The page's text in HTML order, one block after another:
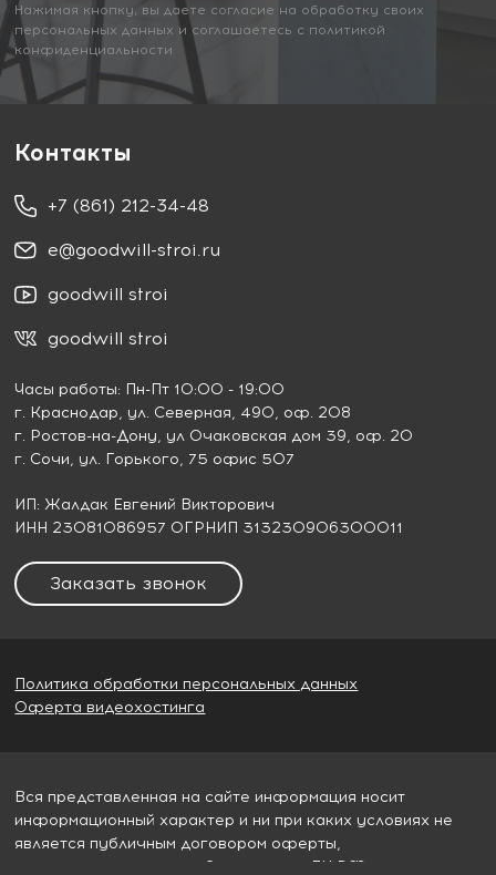
Нажимая кнопку, вы даете согласие на обработку своих
персональных данных и соглашаетесь с политикой
конфиденциальности
Контакты
+7 (861) 212-34-48
e@goodwill-stroi.ru
goodwill stroi
goodwill stroi
Часы работы: Пн-Пт 10:00 - 19:00
г. Краснодар, ул. Северная, 490, оф. 208
г. Ростов-на-Дону, ул Очаковская дом 39, оф. 20
г. Сочи, ул. Горького, 75 офис 507
ИП: Жалдак Евгений Викторович
ИНН 23081086957 ОГРНИП 313230906300011
Заказать звонок
Политика обработки персональных данных
Оферта видеохостинга
Вся представленная на сайте информация носит
информационный характер и ни при каких условиях не
является публичным договором оферты,
определяемым пунктом 2 статьи 437 ГК РФ